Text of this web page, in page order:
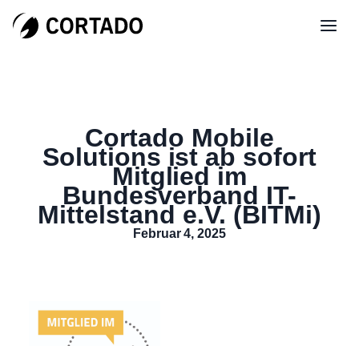
Cortado Mobile
Solutions ist ab sofort
Mitglied im
Bundesverband IT-
Mittelstand e.V. (BITMi)
Februar 4, 2025